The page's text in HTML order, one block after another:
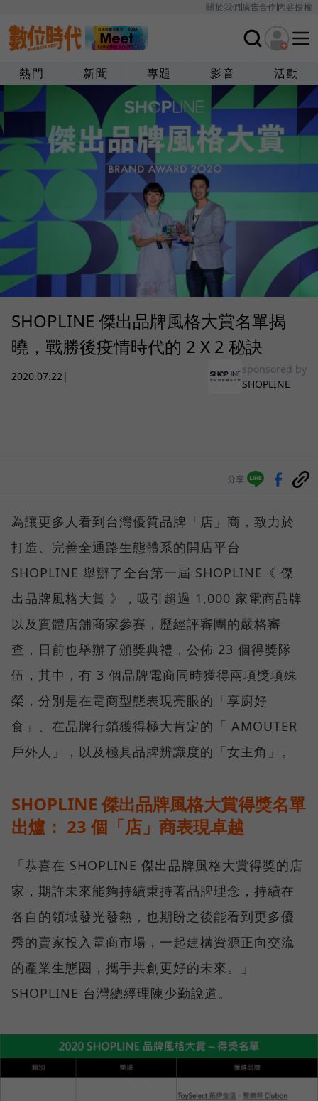
關於我們廣告合作內容授權
熱門 新聞 專題 影音 活動
SHOPLINE 傑出品牌風格大賞名單揭
曉，戰勝後疫情時代的 2 X 2 秘訣
2020.07.22|
sponsored by
SHOPLINE
分享
為讓更多人看到台灣優質品牌「店」商，致力於
打造、完善全通路生態體系的開店平台
SHOPLINE 舉辦了全台第一屆 SHOPLINE《 傑
出品牌風格大賞 》，吸引超過 1,000 家電商品牌
以及實體店舖商家參賽，歷經評審團的嚴格審
查，日前也舉辦了頒獎典禮，公佈 23 個得獎隊
伍，其中，有 3 個品牌電商同時獲得兩項獎項殊
榮，分別是在電商型態表現亮眼的「享廚好
食」、在品牌行銷獲得極大肯定的「 AMOUTER
戶外人」，以及極具品牌辨識度的「女主角」。
SHOPLINE 傑出品牌風格大賞得獎名單
出爐： 23 個「店」商表現卓越
「恭喜在 SHOPLINE 傑出品牌風格大賞得獎的店
家，期許未來能夠持續秉持著品牌理念，持續在
各自的領域發光發熱，也期盼之後能看到更多優
秀的賣家投入電商市場，一起建構資源正向交流
的產業生態圈，攜手共創更好的未來。」
SHOPLINE 台灣總經理陳少勤說道。